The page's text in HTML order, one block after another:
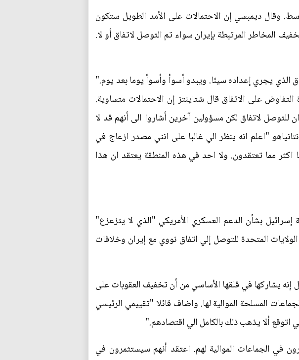
وقال ديمبسي إن الاحتمالات على الأمد الطويل ستكون
المخاطر المرتبطة بإيران سواء تم التوصل لاتفاق أو لا.
الذي يجري إعداده سيئا. ويبدو أسوأ وأسوأ يوما بعد يوم."
على الاتفاق قال شتاينتز إن الاحتمالات متساوية.
للتوصل لاتفاق لكن مسؤولين آخرين أشاروا الى أنهم قد لا
"اعلم انه ينظر الي غالبا على انني مصدر ازعاج في
مما تعتقدون. ولا احد في هذه المنطقة يعتقد ان هذا
بشأن الدعم العسكري الأمريكي "الذي لا يتزعزع"
المتحدة للتوصل إلي اتفاق نووي مع إيران وخلافات
إنه يشاركها في قلقها الأساسي من أن تخفيف العقوبات على
المسلحة الموالية لها. واضاف قائلا "تقييمي الرئيسي
اتوقع ألا يذهب ذلك بالكامل الي اقتصادهم."
الجماعات الموالية لهم. اعتقد أنهم سيستثمرون في